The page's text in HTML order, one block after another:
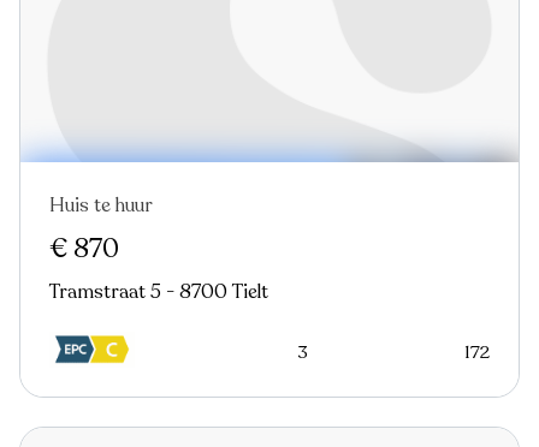
Nieuw
Huis te huur
€ 870
Tramstraat 5 - 8700 Tielt
3 172